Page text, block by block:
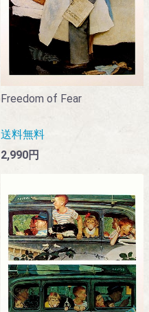
Freedom of Fear
送料無料
2,990円